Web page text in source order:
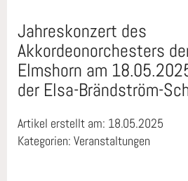
Jahreskonzert des
Akkordeonorchesters
Elmshorn am
der Elsa-Brändström-
Artikel erstellt am: 18.05.2025
Kategorien: Veranstaltungen